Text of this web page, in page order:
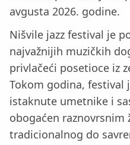
avgusta 2026. godine.
Nišvile jazz festival je
najvažnijih muzičkih
privlačeći posetioce iz
Tokom godina, festival
istaknute umetnike i
obogaćen raznovrsnim
tradicionalnog do